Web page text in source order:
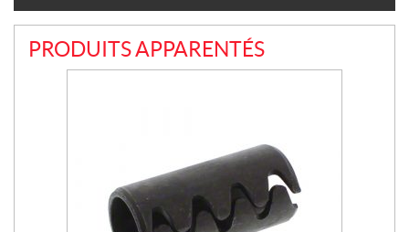
PRODUITS APPARENTÉS